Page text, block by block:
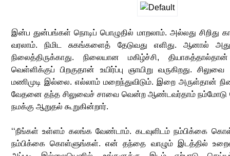
இன்ப துன்பங்கள் நொடிப் பொழுதில் மாறலாம். அல்லது சிறிது
வரலாம். நிமிட சுகங்களைத் தேடுவது எளிது. ஆனால்
நிலைத்திருக்காது. நிலையான மகிழ்ச்சி,
வெள்ளிக்குப் பிறகுதான் உயிர்ப்பு ஞாயிறு வருகிறது.
மணிமுடி இல்லை. எல்லாம் மறைந்துவிடும். இறை அருள்தான்
வேதனை தந்த சிலுவைச் சாவை வென்ற ஆண்டவர்தாம் நம்மோடு
நமக்கு ஆறுதல் கூறுகின்றார்.
‘‘நீங்கள் உள்ளம் கலங்க வேண்டாம். கடவுளிடம் நம்பிக்கை
நம்பிக்கை கொள்ளுங்கள். என் தந்தை வாழும் இடத்தில்